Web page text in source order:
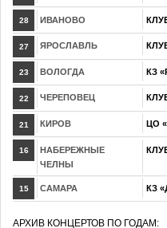
28 ИВАНОВО
27 ЯРОСЛАВЛЬ
23 ВОЛОГДА КЗ
22 ЧЕРЕПОВЕЦ
21 КИРОВ ЦО
16
НАБЕРЕЖНЫЕ
ЧЕЛНЫ
15 САМАРА КЗ
АРХИВ КОНЦЕРТОВ ПО ГОДАМ: